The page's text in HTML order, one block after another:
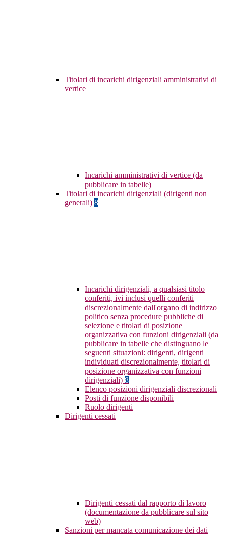
Titolari di incarichi dirigenziali amministrativi di
vertice
Incarichi amministrativi di vertice (da
pubblicare in tabelle)
Titolari di incarichi dirigenziali (dirigenti non
generali) 8
Incarichi dirigenziali, a qualsiasi titolo
conferiti, ivi inclusi quelli conferiti
discrezionalmente dall'organo di indirizzo
politico senza procedure pubbliche di
selezione e titolari di posizione
organizzativa con funzioni dirigenziali (da
pubblicare in tabelle che distinguano le
seguenti situazioni: dirigenti, dirigenti
individuati discrezionalmente, titolari di
posizione organizzativa con funzioni
dirigenziali) 8
Elenco posizioni dirigenziali discrezionali
Posti di funzione disponibili
Ruolo dirigenti
Dirigenti cessati
Dirigenti cessati dal rapporto di lavoro
(documentazione da pubblicare sul sito
web)
Sanzioni per mancata comunicazione dei dati